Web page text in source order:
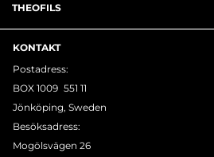
THEOFILS
KONTAKT
Postadress:
BOX 1009 551 11
Jönköping, Sweden
Besöksadress:
Mogölsvägen 26